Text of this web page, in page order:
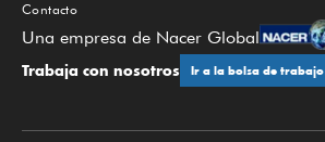
Contacto
Una empresa de Nacer Global
Trabaja con nosotros Ir a la bolsa de trabajo